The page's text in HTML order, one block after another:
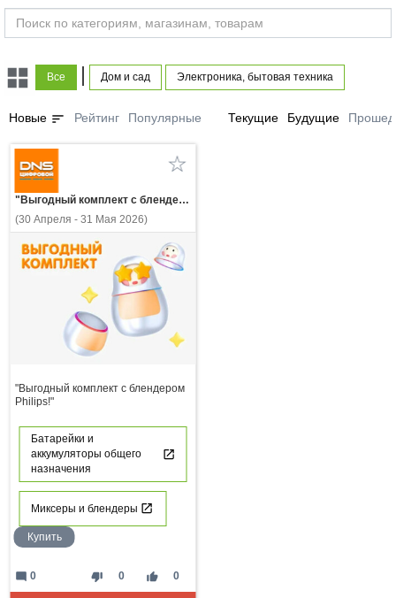
Все | Дом и сад Электроника, бытовая техника
Новые sort Рейтинг Популярные Текущие Будущие
"Выгодный комплект с блендером Philips!"
(30 Апреля - 31 Мая 2026)
"Выгодный комплект с блендером
Philips!"
Батарейки и
аккумуляторы общего
назначения
Миксеры и блендеры
Купить
thumb_down 0 thumb_up 0
mode_comment 0